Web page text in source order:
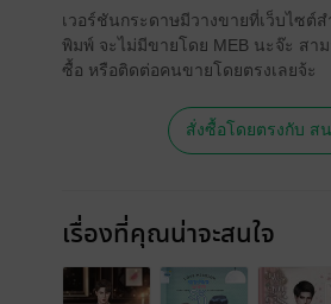
เวอร์ชันกระดาษมีวางขายที่เว็บไซต์
พิมพ์ จะไม่มีขายโดย MEB นะจ๊ะ สาม
ซื้อ หรือติดต่อคนขายโดยตรงเลยจ้ะ
สั่งซื้อโดยตรงกับ สน
เรื่องที่คุณน่าจะสนใจ